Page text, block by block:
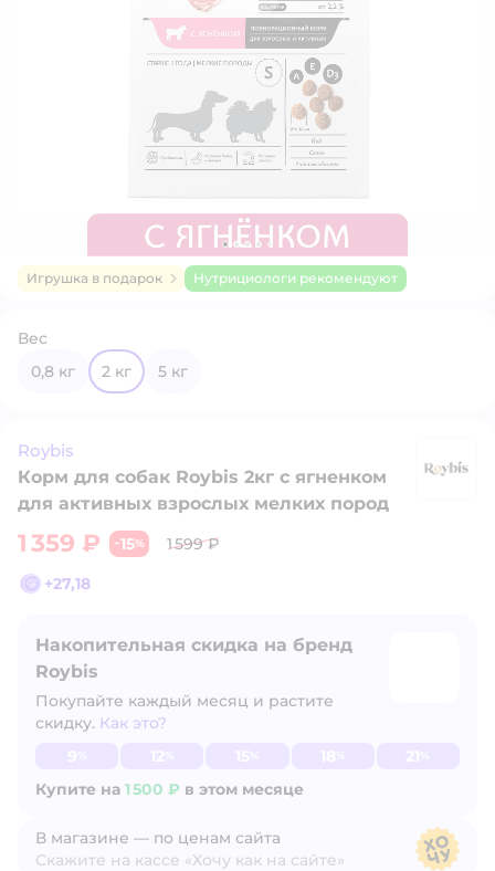
Игрушка в подарок Нутрициологи рекомендуют
Вес
0,8 кг
2 кг 5 кг
Roybis
Корм для собак Roybis 2кг с ягненком
для активных взрослых мелких пород
1 359 ₽ −15%
1 599 ₽
+27,18
Накопительная скидка на бренд
Roybis
Покупайте каждый месяц и растите
скидку. Как это?
Купите на 1 500 ₽ в этом месяце
Узнать больше
В магазине — по ценам сайта
Скажите на кассе «Хочу как на сайте»